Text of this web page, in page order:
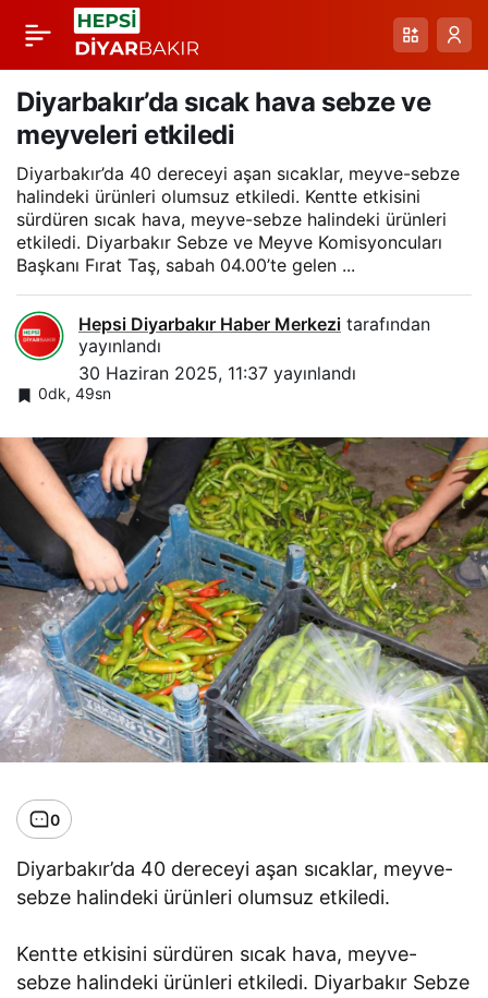
Diyarbakır’da sıcak hava sebze ve
meyveleri etkiledi
Diyarbakır’da 40 dereceyi aşan sıcaklar, meyve-sebze
halindeki ürünleri olumsuz etkiledi. Kentte etkisini
sürdüren sıcak hava, meyve-sebze halindeki ürünleri
etkiledi. Diyarbakır Sebze ve Meyve Komisyoncuları
Başkanı Fırat Taş, sabah 04.00’te gelen ...
Hepsi Diyarbakır Haber Merkezi tarafından
yayınlandı
30 Haziran 2025, 11:37 yayınlandı
0dk, 49sn
0
Diyarbakır’da 40 dereceyi aşan sıcaklar, meyve-
sebze halindeki ürünleri olumsuz etkiledi.
Kentte etkisini sürdüren sıcak hava, meyve-
sebze halindeki ürünleri etkiledi. Diyarbakır Sebze
Diyarbakır’da
Kavurucu Sıcaklar
Telefonları da
Vuruyor: Batarya
Şişmesi ve Patlama
Riski Arttı
Paylaş